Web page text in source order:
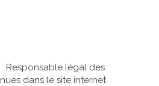
Responsable légal des
dans le site internet